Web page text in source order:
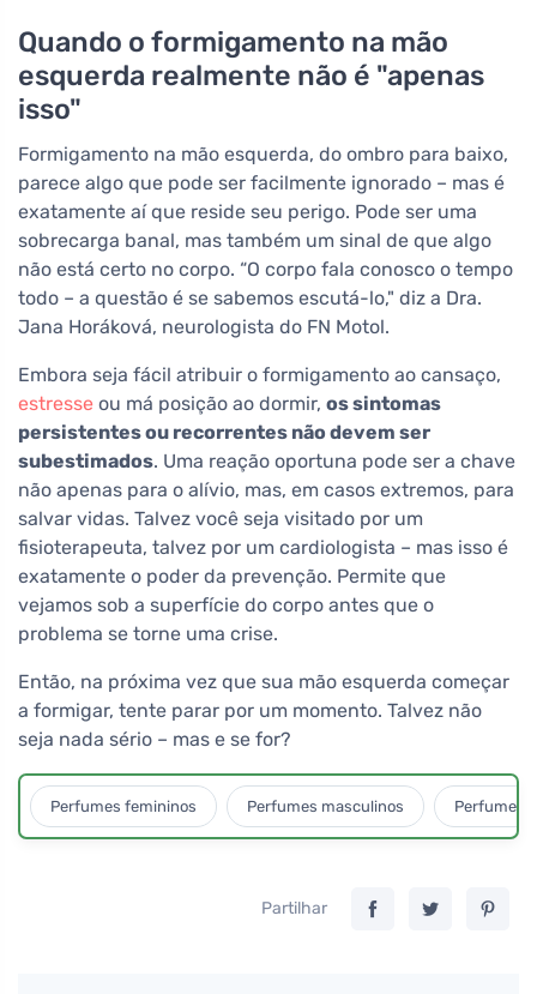
Quando o formigamento na mão
esquerda realmente não é "apenas
isso"
Formigamento na mão esquerda, do ombro para baixo,
parece algo que pode ser facilmente ignorado – mas é
exatamente aí que reside seu perigo. Pode ser uma
sobrecarga banal, mas também um sinal de que algo
não está certo no corpo. “O corpo fala conosco o tempo
todo – a questão é se sabemos escutá-lo," diz a Dra.
Jana Horáková, neurologista do FN Motol.
Embora seja fácil atribuir o formigamento ao cansaço,
estresse ou má posição ao dormir, os sintomas
persistentes ou recorrentes não devem ser
subestimados. Uma reação oportuna pode ser a chave
não apenas para o alívio, mas, em casos extremos, para
salvar vidas. Talvez você seja visitado por um
fisioterapeuta, talvez por um cardiologista – mas isso é
exatamente o poder da prevenção. Permite que
vejamos sob a superfície do corpo antes que o
problema se torne uma crise.
Então, na próxima vez que sua mão esquerda começar
a formigar, tente parar por um momento. Talvez não
seja nada sério – mas e se for?
Perfumes femininos Perfumes masculinos Perfumes
Partilhar